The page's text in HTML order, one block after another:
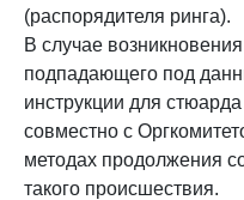
(распорядителя ринга).
В случае
подпадающего под
инструкции для
совместно с
методах продолжения
такого происшествия.